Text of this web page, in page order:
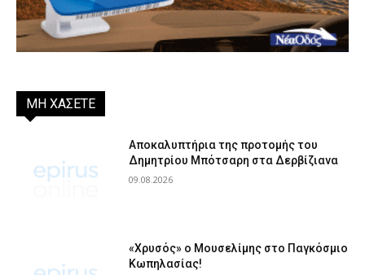
ΜΗ ΧΑΣΕΤΕ
Αποκαλυπτήρια της προτομής του
Δημητρίου Μπότσαρη στα Δερβίζιανα
09.08.2026
«Χρυσός» ο Μουσελίμης στο Παγκόσμιο
Κωπηλασίας!